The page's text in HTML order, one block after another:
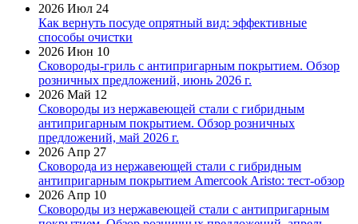
2026 Июл 24
Как вернуть посуде опрятный вид: эффективные
способы очистки
2026 Июн 10
Сковороды-гриль с антипригарным покрытием. Обзор
розничных предложений, июнь 2026 г.
2026 Май 12
Сковороды из нержавеющей стали с гибридным
антипригарным покрытием. Обзор розничных
предложений, май 2026 г.
2026 Апр 27
Сковорода из нержавеющей стали с гибридным
антипригарным покрытием Amercook Aristo: тест-обзор
2026 Апр 10
Сковороды из нержавеющей стали с антипригарным